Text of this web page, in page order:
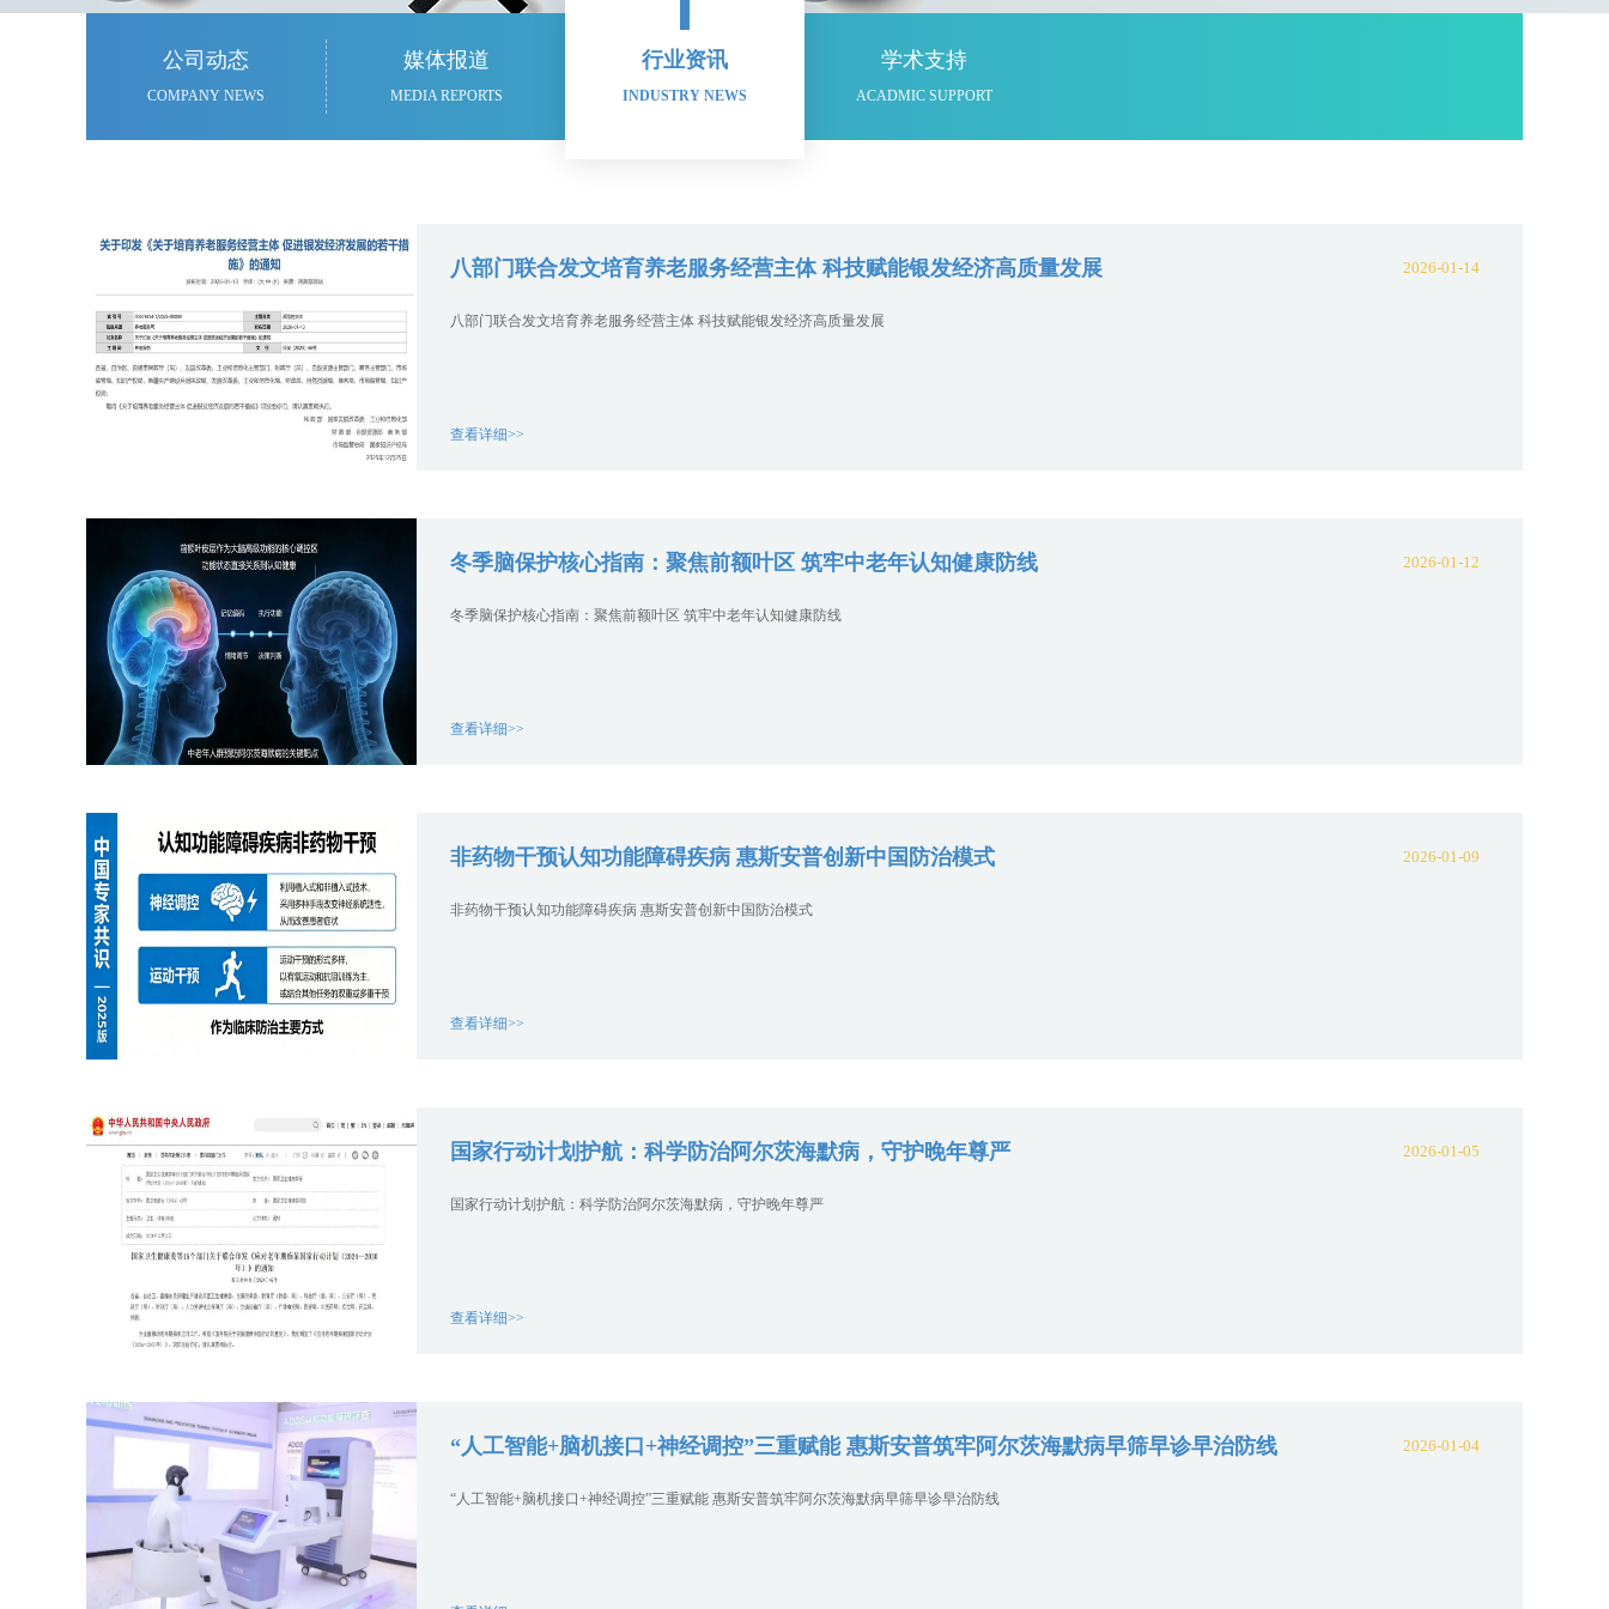
公司动态
COMPANY NEWS
媒体报道
MEDIA REPORTS
行业资讯
INDUSTRY NEWS
学术支持
ACADMIC SUPPORT
2026-01-14
八部门联合发文培育养老服务经营主体 科技赋能银发经济高质量发展
八部门联合发文培育养老服务经营主体 科技赋能银发经济高质量发展
查看详细>>
2026-01-12
冬季脑保护核心指南：聚焦前额叶区 筑牢中老年认知健康防线
冬季脑保护核心指南：聚焦前额叶区 筑牢中老年认知健康防线
查看详细>>
2026-01-09
非药物干预认知功能障碍疾病 惠斯安普创新中国防治模式
非药物干预认知功能障碍疾病 惠斯安普创新中国防治模式
查看详细>>
2026-01-05
国家行动计划护航：科学防治阿尔茨海默病，守护晚年尊严
国家行动计划护航：科学防治阿尔茨海默病，守护晚年尊严
查看详细>>
2026-01-04
“人工智能+脑机接口+神经调控”三重赋能 惠斯安普筑牢阿尔茨海默病早筛早诊早治防线
“人工智能+脑机接口+神经调控”三重赋能 惠斯安普筑牢阿尔茨海默病早筛早诊早治防线